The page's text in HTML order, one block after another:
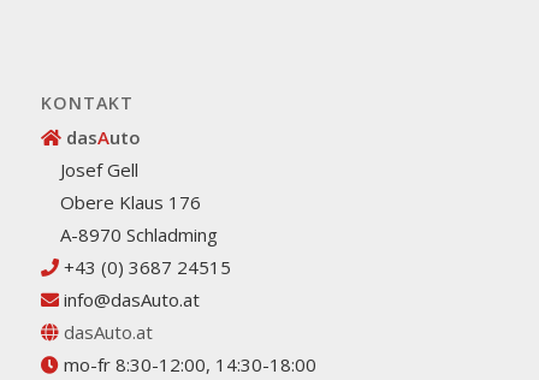
KONTAKT
dasAuto
Josef Gell
Obere Klaus 176
A-8970 Schladming
+43 (0) 3687 24515
info@dasAuto.at
dasAuto.at
mo-fr 8:30-12:00, 14:30-18:00